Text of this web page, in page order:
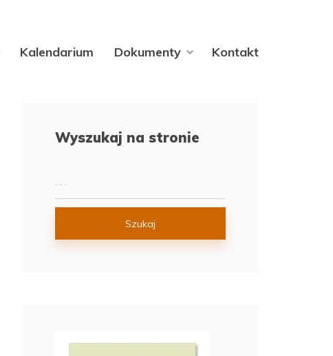
Kalendarium Dokumenty Kontakt
Wyszukaj na stronie
Szukaj